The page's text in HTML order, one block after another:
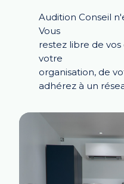
Audition Conseil
Vous
restez libre de vos
votre
organisation, de
adhérez à un